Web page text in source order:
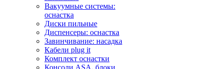
Вакуумные системы:
оснастка
Диски пильные
Диспенсеры: оснастка
Завинчивание: насадка
Кабели plug it
Комплект оснастки
Консоли ASA, блоки